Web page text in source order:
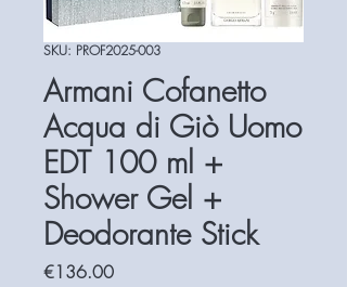
SKU: PROF2025-003
Armani Cofanetto
Acqua di Giò Uomo
EDT 100 ml +
Shower Gel +
Deodorante Stick
€136.00Price